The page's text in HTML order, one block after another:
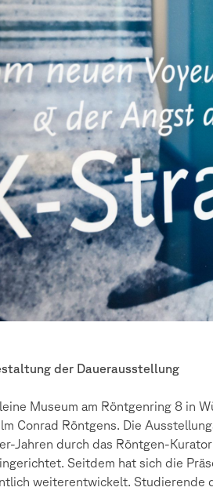
der Dauerausstellung
Museum am Röntgenring 8 in
Conrad Röntgens. Die
Jahren durch das Röntgen-
Seitdem hat sich die
weiterentwickelt. Studierende